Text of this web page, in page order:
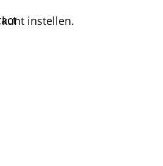
instellen.